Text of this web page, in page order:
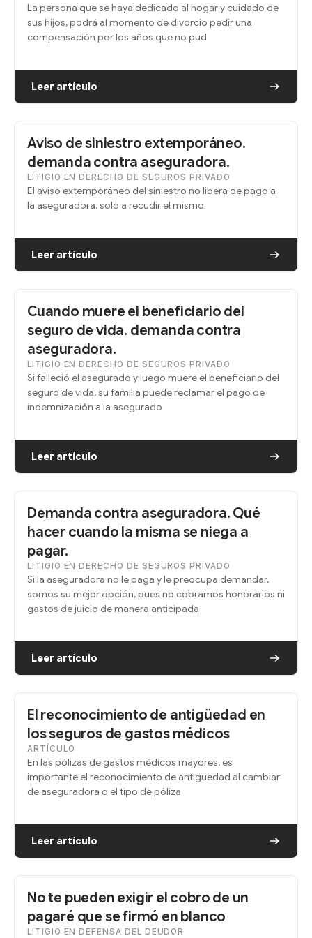
La persona que se haya dedicado al hogar y cuidado de
sus hijos, podrá al momento de divorcio pedir una
compensación por los años que no pud
Leer artículo
Aviso de siniestro extemporáneo.
demanda contra aseguradora.
LITIGIO EN DERECHO DE SEGUROS PRIVADO
El aviso extemporáneo del siniestro no libera de pago a
la aseguradora, solo a recudir el mismo.
Leer artículo
Cuando muere el beneficiario del
seguro de vida. demanda contra
aseguradora.
LITIGIO EN DERECHO DE SEGUROS PRIVADO
Si falleció el asegurado y luego muere el beneficiario del
seguro de vida, su familia puede reclamar el pago de
indemnización a la asegurado
Leer artículo
Demanda contra aseguradora. Qué
hacer cuando la misma se niega a
pagar.
LITIGIO EN DERECHO DE SEGUROS PRIVADO
Si la aseguradora no le paga y le preocupa demandar,
somos su mejor opción, pues no cobramos honorarios ni
gastos de juicio de manera anticipada
Leer artículo
El reconocimiento de antigüedad en
los seguros de gastos médicos
ARTÍCULO
En las pólizas de gastos médicos mayores, es
importante el reconocimiento de antigüedad al cambiar
de aseguradora o el tipo de póliza
Leer artículo
No te pueden exigir el cobro de un
pagaré que se firmó en blanco
LITIGIO EN DEFENSA DEL DEUDOR